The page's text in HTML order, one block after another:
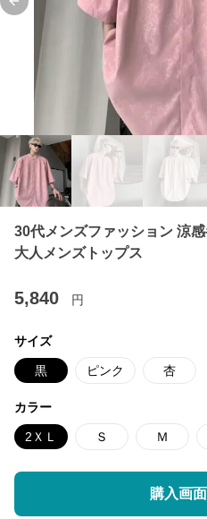
Previous slide
30代メンズファッション 涼
大人メンズトップス
5,840 円
サイズ
黒 ピンク 杏
カラー
2ＸＬ Ｓ Ｍ
購入画